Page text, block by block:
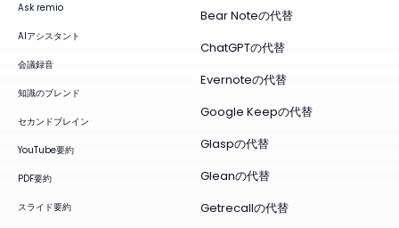
Ask remio
AIアシスタント
会議録音
知識のブレンド
セカンドブレイン
YouTube要約
PDF要約
スライド要約
Bear Noteの代替
ChatGPTの代替
Evernoteの代替
Google Keepの代替
Glaspの代替
Gleanの代替
Getrecallの代替